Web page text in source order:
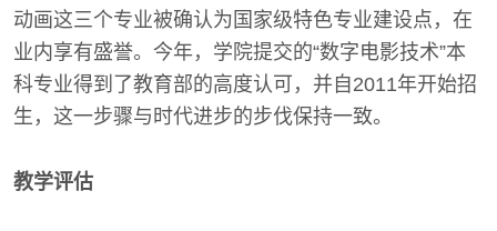
动画这三个专业被确认为国家级特色专业建设点，在
业内享有盛誉。今年，学院提交的“数字电影技术”本
科专业得到了教育部的高度认可，并自2011年开始招
生，这一步骤与时代进步的步伐保持一致。
教学评估